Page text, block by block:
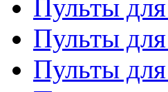
Пульты
Пульты
Пульты